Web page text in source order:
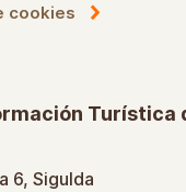
cookies
Turística
6, Sigulda